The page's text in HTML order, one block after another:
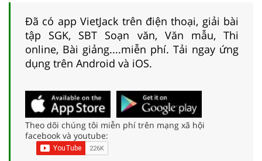
Đã có app VietJack trên điện thoại, giải bài
tập SGK, SBT Soạn văn, Văn mẫu, Thi
online, Bài giảng....miễn phí. Tải ngay ứng
dụng trên Android và iOS.
Theo dõi chúng tôi miễn phí trên mạng xã hội
facebook và youtube: